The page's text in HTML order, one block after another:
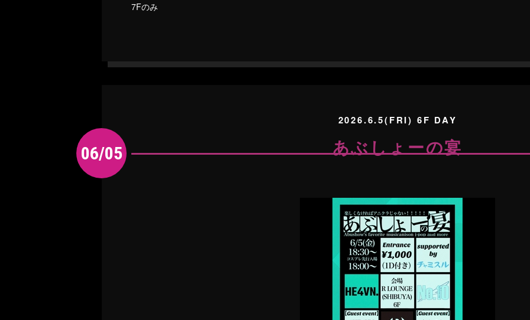
7Fのみ
06/05
2026.6.5(FRI) 6F DAY
あぶしょーの宴